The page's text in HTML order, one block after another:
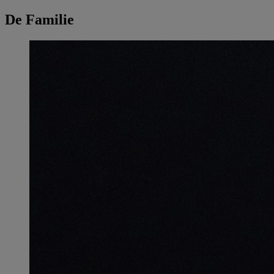
De Familie